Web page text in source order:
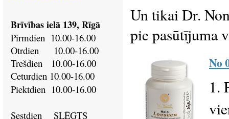
Un tikai Dr.
pie pasūtījuma
No
1.
Brīvības ielā 139, Rīgā
Pirmdien 10.00-16.00
Otrdien 10.00-16.00
Trešdien 10.00-16.00
Ceturdien 10.00-16.00
Piektdien 10.00-16.00
Sestdien SLĒGTS